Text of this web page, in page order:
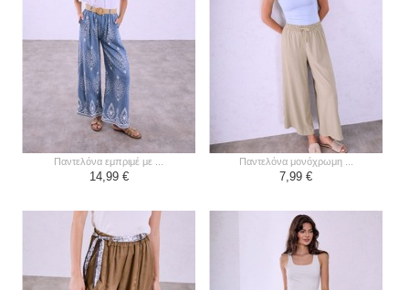
παντελόνα εμπριμέ με ...
14,99 €
παντελόνα μονόχρωμη ...
7,99 €